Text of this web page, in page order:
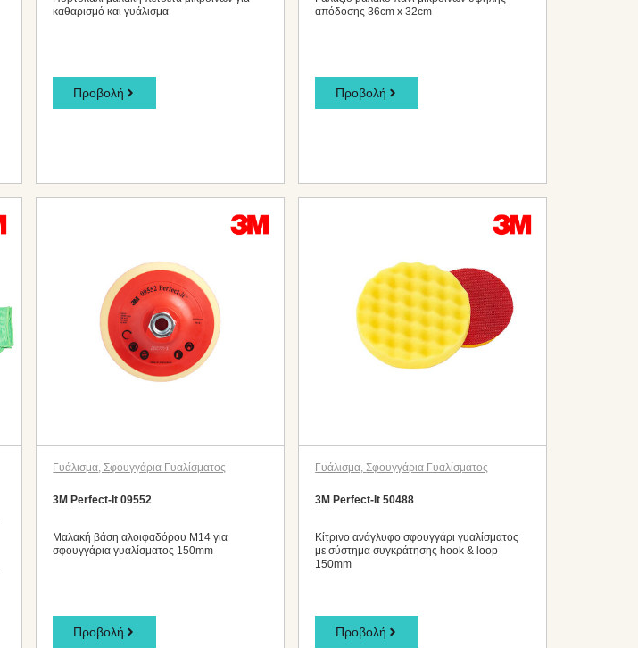
καθαρισμό και γυάλισμα
Προβολή
απόδοσης 36cm x 32cm
Προβολή
Γυάλισμα ,Σφουγγάρια Γυαλίσματος
3M Perfect-It 09552
Μαλακή βάση αλοιφαδόρου M14 για
σφουγγάρια γυαλίσματος 150mm
Προβολή
Γυάλισμα ,Σφουγγάρια Γυαλίσματος
3M Perfect-It 50488
Κίτρινο ανάγλυφο σφουγγάρι γυαλίσματος
με σύστημα συγκράτησης hook & loop
150mm
Προβολή